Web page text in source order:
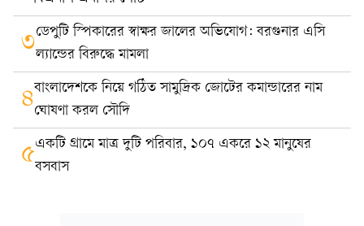
৩ডেপুটি স্পিকারের স্বাক্ষর জালের অভিযোগ: বরগুনার এসি
ল্যান্ডের বিরুদ্ধে মামলা
৪বাংলাদেশকে নিয়ে গঠিত সামুদ্রিক জোটের কমান্ডারের নাম
ঘোষণা করল সৌদি
৫একটি গ্রামে মাত্র দুটি পরিবার, ১০৭ একরে ১২ মানুষের
বসবাস